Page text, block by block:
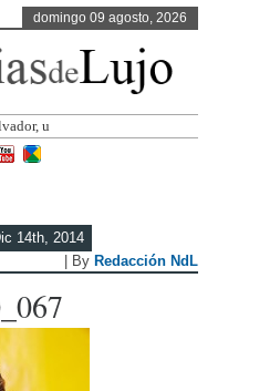
domingo 09 agosto, 2026
uno de los destinos con
14th, 2014
| By Redacción NdL